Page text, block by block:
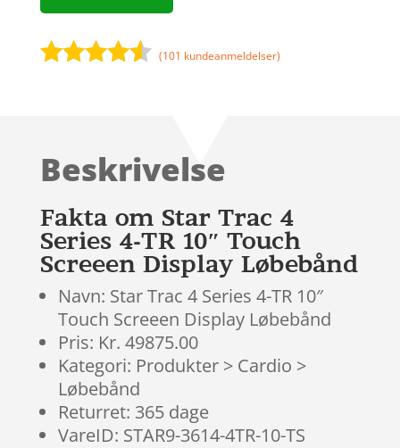
på
mmelser
(101 kundeanmeldelser)
Beskrivelse
Fakta om Star Trac 4
Series 4-TR 10″ Touch
Screeen Display Løbebånd
Navn: Star Trac 4 Series 4-TR 10″
Touch Screeen Display Løbebånd
Pris: Kr. 49875.00
Kategori: Produkter > Cardio >
Løbebånd
Returret: 365 dage
VareID: STAR9-3614-4TR-10-TS